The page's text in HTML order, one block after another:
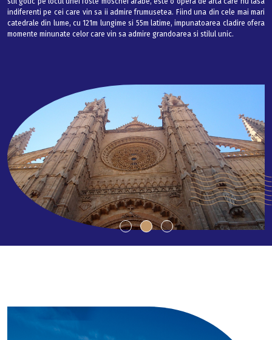
indiferenti pe cei care vin sa ii admire frumusetea. Fiind una din cele mai mari
catedrale din lume, cu 121m lungime si 55m latime, impunatoarea cladire ofera
momente minunate celor care vin sa admire grandoarea si stilul unic.